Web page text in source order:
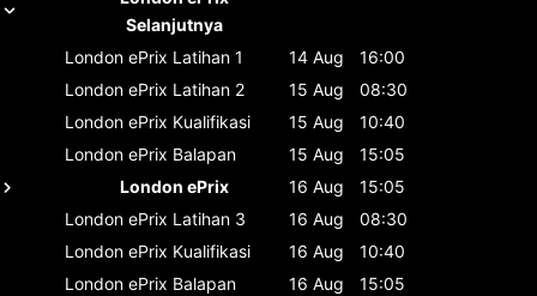
Selanjutnya
London ePrix Latihan 1 14 Aug
16:00
London ePrix Latihan 2 15 Aug
08:30
London ePrix Kualifikasi 15 Aug
10:40
London ePrix Balapan 15 Aug
15:05
London ePrix
16 Aug
15:05
London ePrix Latihan 3 16 Aug
08:30
London ePrix Kualifikasi 16 Aug
10:40
London ePrix Balapan 16 Aug 15:05